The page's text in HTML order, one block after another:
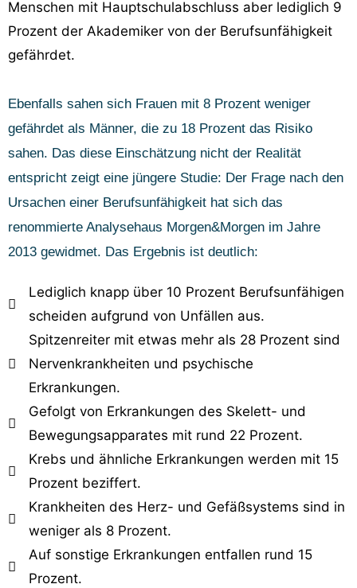
Menschen mit Hauptschulabschluss aber lediglich 9
Prozent der Akademiker von der Berufsunfähigkeit
gefährdet.
Ebenfalls sahen sich Frauen mit 8 Prozent weniger
gefährdet als Männer, die zu 18 Prozent das Risiko
sahen. Das diese Einschätzung nicht der Realität
entspricht zeigt eine jüngere Studie: Der Frage nach den
Ursachen einer Berufsunfähigkeit hat sich das
renommierte Analysehaus Morgen&Morgen im Jahre
2013 gewidmet. Das Ergebnis ist deutlich:
Lediglich knapp über 10 Prozent Berufsunfähigen
scheiden aufgrund von Unfällen aus.
Spitzenreiter mit etwas mehr als 28 Prozent sind
Nervenkrankheiten und psychische
Erkrankungen.
Gefolgt von Erkrankungen des Skelett- und
Bewegungsapparates mit rund 22 Prozent.
Krebs und ähnliche Erkrankungen werden mit 15
Prozent beziffert.
Krankheiten des Herz- und Gefäßsystems sind in
weniger als 8 Prozent.
Auf sonstige Erkrankungen entfallen rund 15
Prozent.